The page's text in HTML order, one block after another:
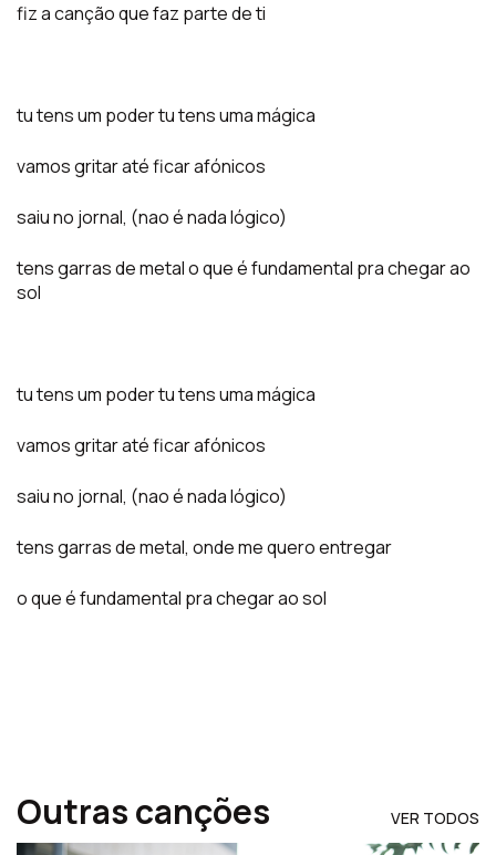
fiz a canção que faz parte de ti
tu tens um poder tu tens uma mágica
vamos gritar até ficar afónicos
saiu no jornal, (nao é nada lógico)
tens garras de metal o que é fundamental pra chegar ao
sol
tu tens um poder tu tens uma mágica
vamos gritar até ficar afónicos
saiu no jornal, (nao é nada lógico)
tens garras de metal, onde me quero entregar
o que é fundamental pra chegar ao sol
Outras canções VER TODOS